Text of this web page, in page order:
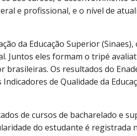
e profissional, e o nível de
da Educação Superior
Juntos eles formam o tripé
Os resultados do
de Qualidade da
de cursos de bacharelado e
do estudante é registrada